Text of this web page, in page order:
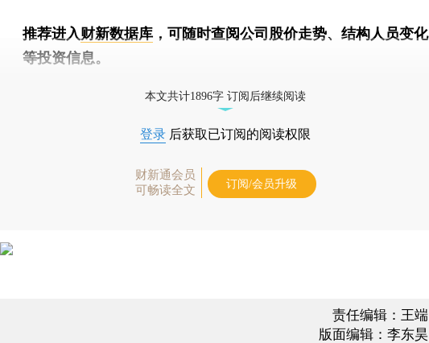
推荐进入财新数据库 ，可随时查阅公司股价走势、结构人员变化
等投资信息。
本文共计1896字 订阅后继续阅读
登录 后获取已订阅的阅读权限
财新通会员
可畅读全文
订阅/会员升级
责任编辑：王端
版面编辑：李东昊